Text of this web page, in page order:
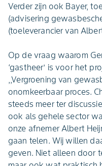
Verder zijn ook Bayer,
(advisering
(toeleverancier van
Op de vraag waarom
‘gastheer’ is voor het
,,Vergroening van
onomkeerbaar proces.
steeds meer ter
ook als gehele sector
onze afnemer Albert
gaan telen. Wij willen
geven. Niet alleen door